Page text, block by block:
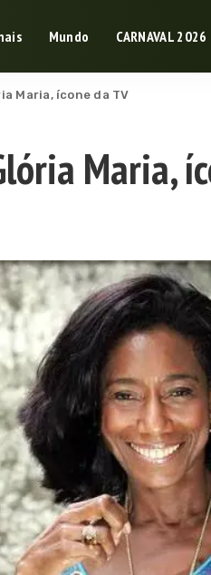
Mundo CARNAVAL 2026
Maria, ícone da TV
Maria,